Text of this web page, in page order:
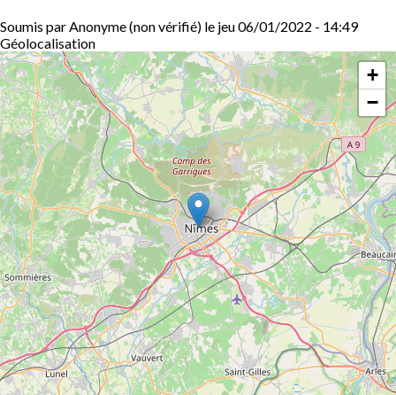
Soumis parAnonyme (non vérifié) le jeu 06/01/2022 - 14:49
Géolocalisation
+
−